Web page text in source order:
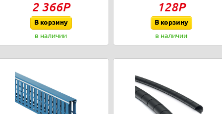
2 366Р
В корзину
в наличии
128Р
В корзину
в наличии